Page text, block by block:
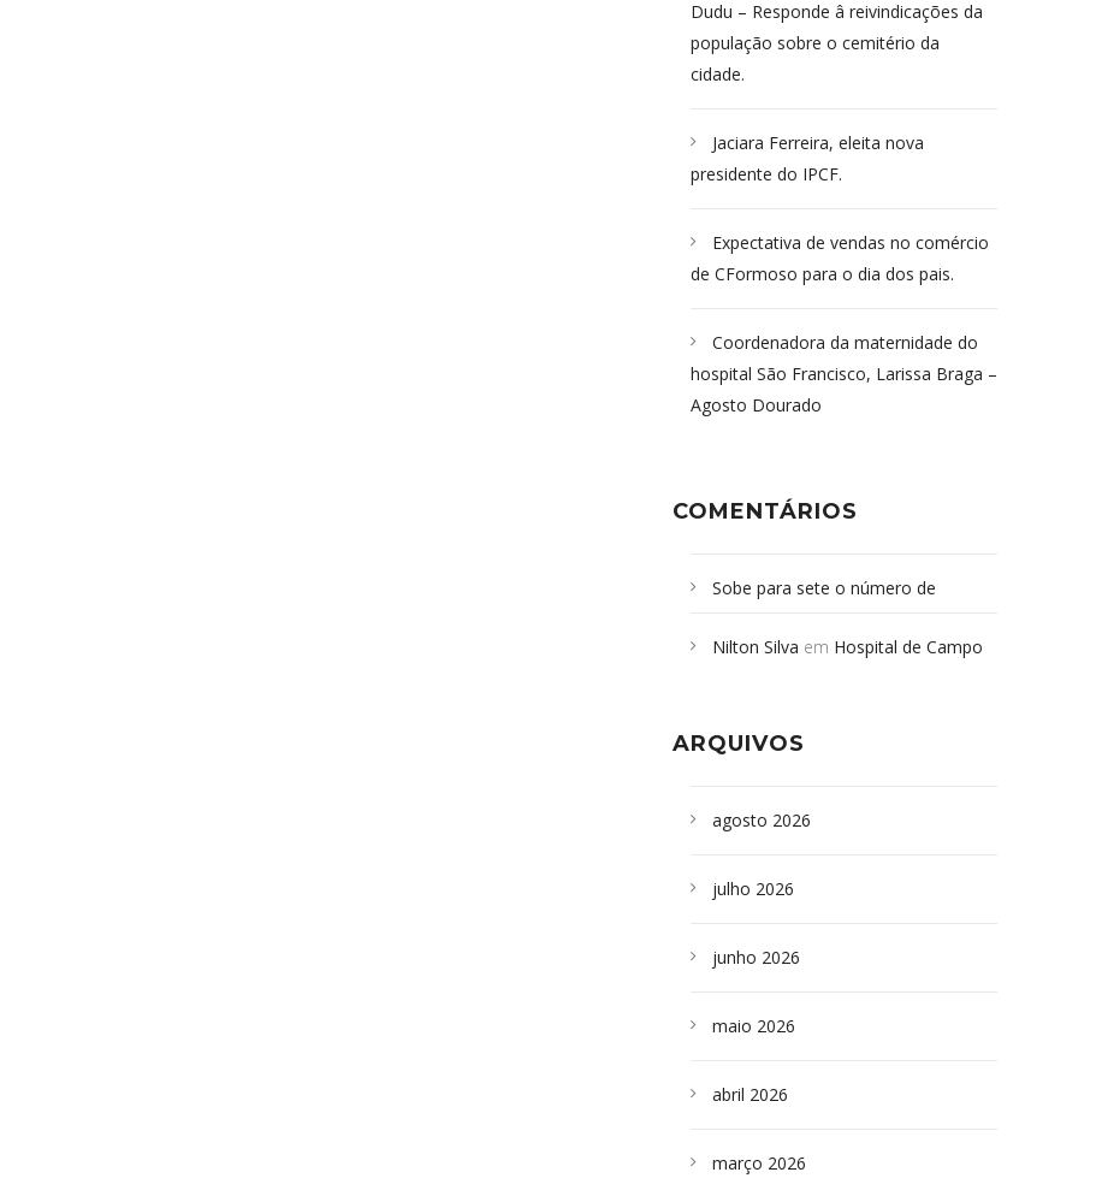
Dudu – Responde â reivindicações da
população sobre o cemitério da
cidade.
Jaciara Ferreira, eleita nova
presidente do IPCF.
Expectativa de vendas no comércio
de CFormoso para o dia dos pais.
Coordenadora da maternidade do
hospital São Francisco, Larissa Braga –
Agosto Dourado
COMENTÁRIOS
Sobe para sete o número de
desabamento em São Paulo - Revista
sepultados em SP
Nilton Silva em Hospital de Campo
ARQUIVOS
agosto 2026
julho 2026
junho 2026
maio 2026
abril 2026
março 2026